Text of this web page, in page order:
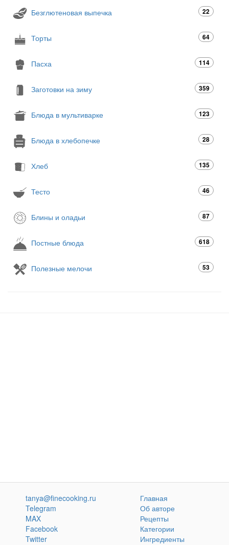
Безглютеновая выпечка 22
Торты 64
Пасха 114
Заготовки на зиму 359
Блюда в мультиварке 123
Блюда в хлебопечке 28
Хлеб 135
Тесто 46
Блины и оладьи 87
Постные блюда 618
Полезные мелочи 53
tanya@finecooking.ru
Telegram
MAX
Facebook
Twitter
Главная
Об авторе
Рецепты
Категории
Ингредиенты